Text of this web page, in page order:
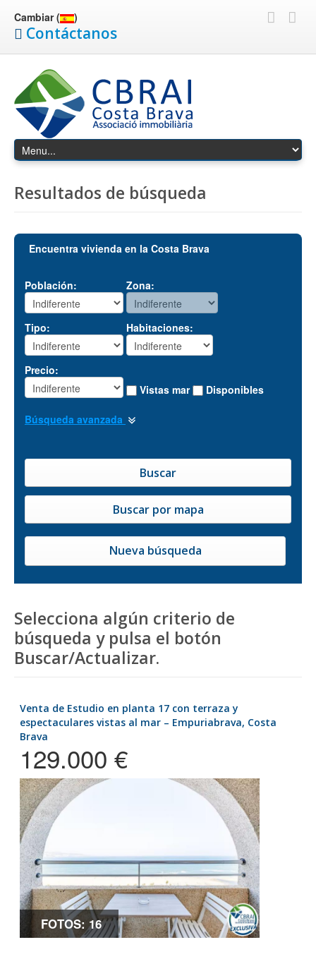
Cambiar ( )
Contáctanos
Resultados de búsqueda
Encuentra vivienda en la Costa Brava
Población: Zona:
Tipo: Habitaciones:
Precio:
Vistas mar
Disponibles
Búsqueda avanzada
Nueva búsqueda
Selecciona algún criterio de
búsqueda y pulsa el botón
Buscar/Actualizar.
Venta de Estudio en planta 17 con terraza y
espectaculares vistas al mar – Empuriabrava, Costa
Brava
129.000 €
FOTOS: 16